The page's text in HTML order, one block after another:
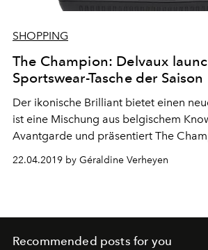
SHOPPING
The Champion: Delvaux
Sportswear-Tasche der Saison
Der ikonische Brilliant bietet einen
ist eine Mischung aus belgischem
Avantgarde und präsentiert The
Straßeneinflüssen und ultraschicken
22.04.2019 by Géraldine Verheyen
Recommended posts for you